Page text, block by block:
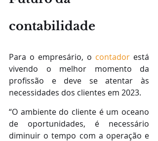
contabilidade
Para o empresário, o contador está
vivendo o melhor momento da
profissão e deve se atentar às
necessidades dos clientes em 2023.
“O ambiente do cliente é um oceano
de oportunidades, é necessário
diminuir o tempo com a operação e